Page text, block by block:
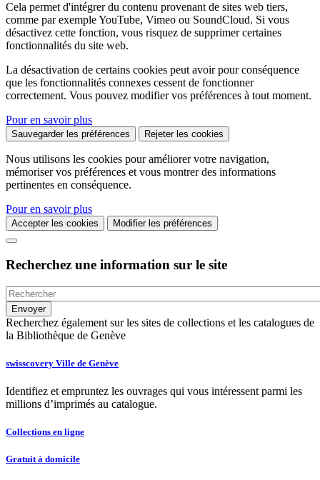
Cela permet d'intégrer du contenu provenant de sites web tiers,
comme par exemple YouTube, Vimeo ou SoundCloud. Si vous
désactivez cette fonction, vous risquez de supprimer certaines
fonctionnalités du site web.
La désactivation de certains cookies peut avoir pour conséquence
que les fonctionnalités connexes cessent de fonctionner
correctement. Vous pouvez modifier vos préférences à tout moment.
Pour en savoir plus
Sauvegarder les préférences Rejeter les cookies
Nous utilisons les cookies pour améliorer votre navigation,
mémoriser vos préférences et vous montrer des informations
pertinentes en conséquence.
Pour en savoir plus
Accepter les cookies Modifier les préférences
Recherchez une information sur le site
Recherchez également sur les sites de collections et les catalogues de
la Bibliothèque de Genève
swisscovery Ville de Genève
Identifiez et empruntez les ouvrages qui vous intéressent parmi les
millions d’imprimés au catalogue.
Collections en ligne
Gratuit à domicile